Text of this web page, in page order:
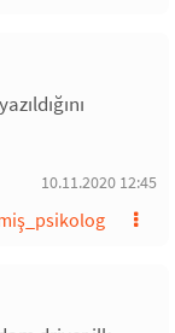
10.11.2020 12:45